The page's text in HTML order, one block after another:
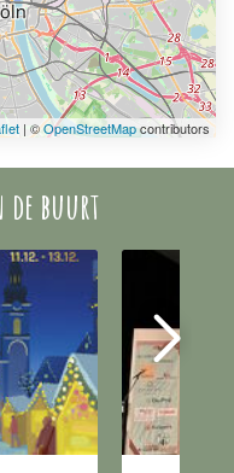
| ©OpenStreetMapcontributors
buurt